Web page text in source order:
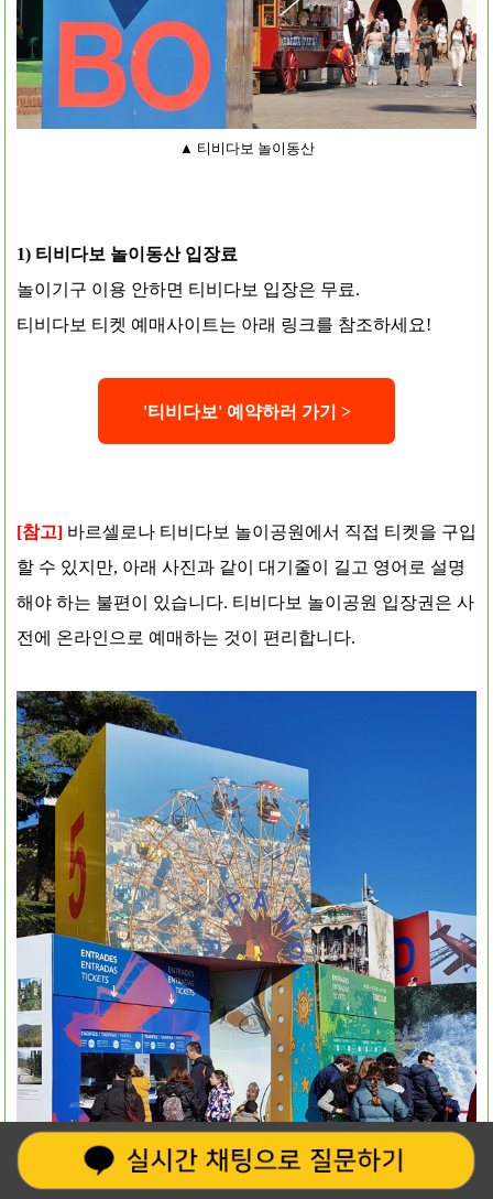
▲ 티비다보 놀이동산
1) 티비다보 놀이동산 입장료
놀이기구 이용 안하면 티비다보 입장은 무료.
티비다보 티켓 예매사이트는 아래 링크를 참조하세요!
'티 비다보' 예약하러 가기 >
[참고] 바르셀로나 티비다보 놀이공원에서 직접 티켓을 구입
할 수 있지만, 아래 사진과 같이 대기줄이 길고 영어로 설명
해야 하는 불편이 있습니다. 티비다보 놀이공원 입장권은 사
전에 온라인으로 예매하는 것이 편리합니다.